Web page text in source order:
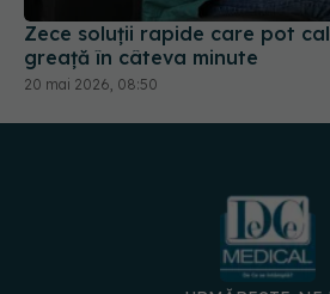
URMĂREȘTE-NE
DESCARCĂ